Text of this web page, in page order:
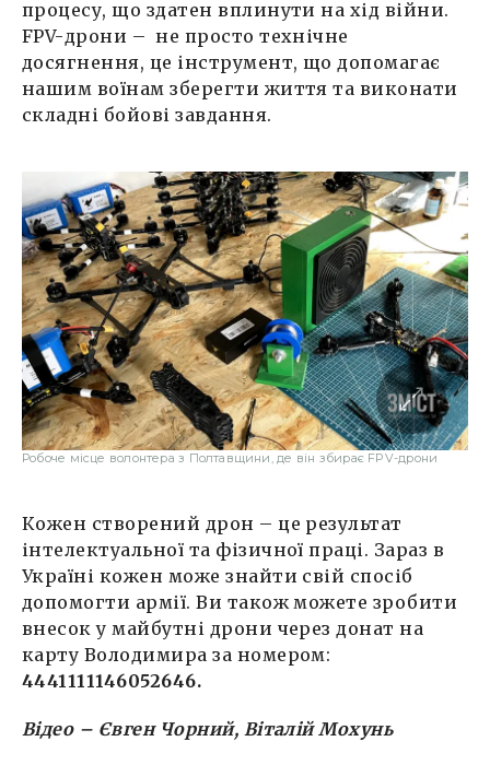
процесу, що здатен вплинути на хід війни.
FPV-дрони – не просто технічне
досягнення, це інструмент, що допомагає
нашим воїнам зберегти життя та виконати
складні бойові завдання.
Робоче місце волонтера з Полтавщини, де він збирає FPV-дрони
Кожен створений дрон – це результат
інтелектуальної та фізичної праці. Зараз в
Україні кожен може знайти свій спосіб
допомогти армії. Ви також можете зробити
внесок у майбутні дрони через донат на
карту Володимира за номером:
4441111146052646.
Відео – Євген Чорний, Віталій Мохунь